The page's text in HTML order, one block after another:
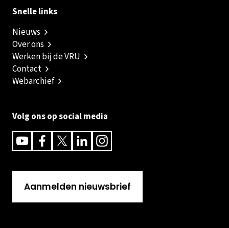
Snelle links
Nieuws
Over ons
Werken bij de VRU
Contact
Webarchief
Volg ons op social media
YoutubeFacebookTwitterLinkedinInstagram
Aanmelden nieuwsbrief